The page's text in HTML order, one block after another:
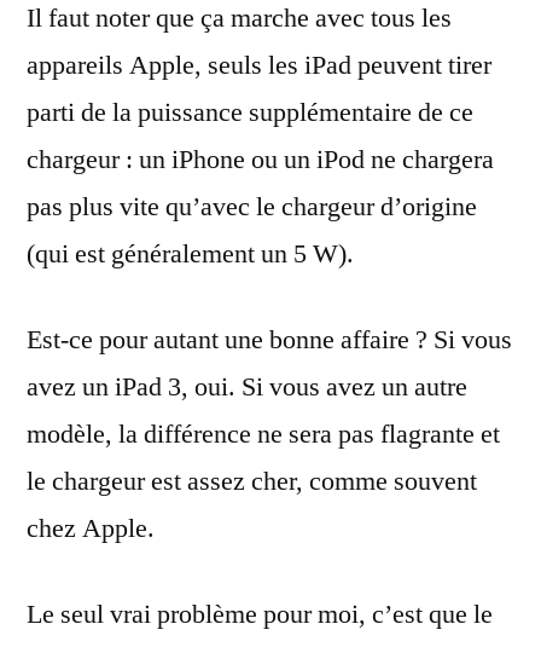
Il faut noter que ça marche avec tous les
appareils Apple, seuls les iPad peuvent tirer
parti de la puissance supplémentaire de ce
chargeur : un iPhone ou un iPod ne chargera
pas plus vite qu’avec le chargeur d’origine
(qui est généralement un 5 W).
Est-ce pour autant une bonne affaire ? Si vous
avez un iPad 3, oui. Si vous avez un autre
modèle, la différence ne sera pas flagrante et
le chargeur est assez cher, comme souvent
chez Apple.
Le seul vrai problème pour moi, c’est que le